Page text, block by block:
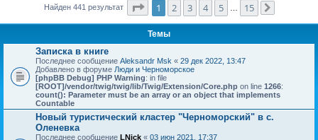
Найден 441 результат Страница1 из
1 2 3 4 5 15
Темы
Записка в книге
Последнее сообщение Aleksandr Msk « 29 дек 2022, 13:47
Добавлено в форуме Люди и Черноморское
[phpBB Debug] PHP Warning: in file
[ROOT]/vendor/twig/twig/lib/Twig/Extension/Core.php on line 1266:
count(): Parameter must be an array or an object that implements
Countable
Новый туристический кластер "Черноморский" в с.
Оленевка
Последнее сообщение LNick « 03 июн 2021, 17:37